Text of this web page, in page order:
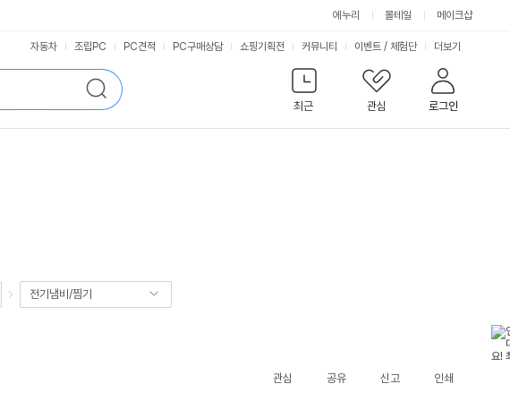
에누리 몰테일 메이크샵
검
색
최근
관심 로그인
자동차 조립PC PC견적 PC구매상담 쇼핑기획전 커뮤니티 이벤트 / 체험단 서
비
스
더보기
전기냄비/찜기
관심 공유 신고 인쇄